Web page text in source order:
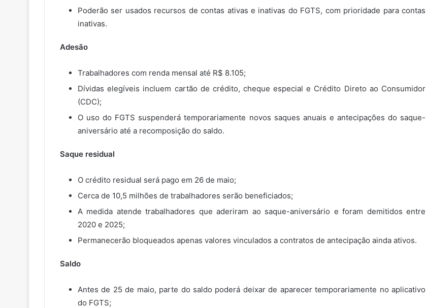
Poderão ser usados recursos de contas ativas e inativas do FGTS, com prioridade para contas
inativas.
Adesão
Trabalhadores com renda mensal até R$ 8.105;
Dívidas elegíveis incluem cartão de crédito, cheque especial e Crédito Direto ao Consumidor
(CDC);
O uso do FGTS suspenderá temporariamente novos saques anuais e antecipações do saque-
aniversário até a recomposição do saldo.
Saque residual
O crédito residual será pago em 26 de maio;
Cerca de 10,5 milhões de trabalhadores serão beneficiados;
A medida atende trabalhadores que aderiram ao saque-aniversário e foram demitidos entre
2020 e 2025;
Permanecerão bloqueados apenas valores vinculados a contratos de antecipação ainda ativos.
Saldo
Antes de 25 de maio, parte do saldo poderá deixar de aparecer temporariamente no aplicativo
do FGTS;